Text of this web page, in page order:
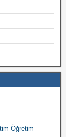
Öğretim